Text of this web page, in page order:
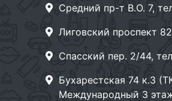
Средний пр-т В.О. 7,
Лиговский проспект
Спасский пер. 2/44,
Бухарестская 74 к.3
Международный 3